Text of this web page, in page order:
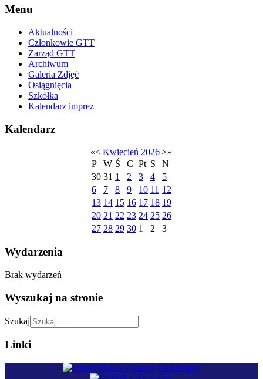
Menu
Aktualności
Członkowie GTT
Zarząd GTT
Archiwum
Galeria Zdjęć
Osiągnięcia
Szkółka
Kalendarz imprez
Kalendarz
«< Kwiecień 2026 >»
P
W Ś C Pt S
N
30 31 1 2 3 4
5
6
7 8 9 10 11 12
13 14 15 16 17 18 19
20 21 22 23 24 25 26
27 28 29 30 1 2 3
Wydarzenia
Brak wydarzeń
Wyszukaj na stronie
Szukaj
Linki